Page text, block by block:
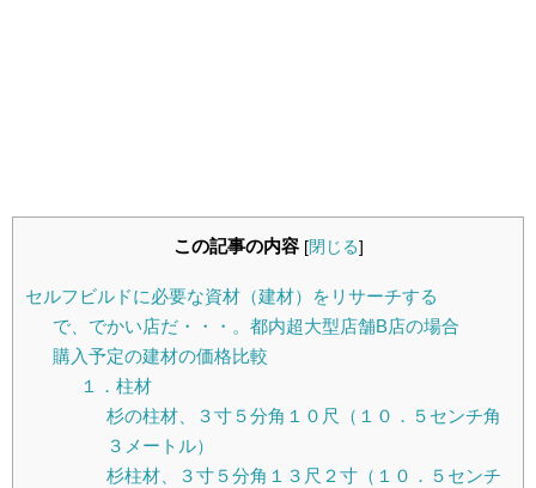
この記事の内容 [閉じる]
セルフビルドに必要な資材（建材）をリサーチする
で、でかい店だ・・・。都内超大型店舗B店の場合
購入予定の建材の価格比較
１．柱材
杉の柱材、３寸５分角１０尺（１０．５センチ角
３メートル）
杉柱材、３寸５分角１３尺２寸（１０．５センチ